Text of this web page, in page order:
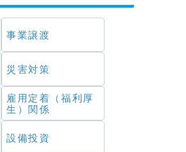
事業譲渡
災害対策
雇用定着（福利厚
生）関係
設備投資